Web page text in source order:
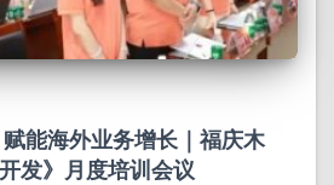
能海外业务增长｜福庆木
发》月度培训会议